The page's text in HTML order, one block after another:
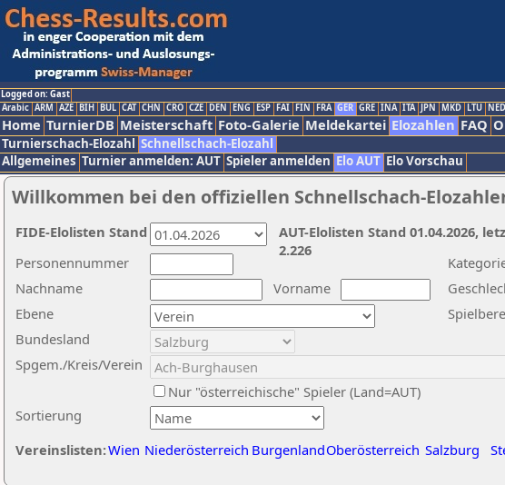
Logged on: Gast
Arabic ARM AZE BIH BUL CAT CHN CRO CZE DEN ENG ESP FAI FIN FRA GER GRE INA ITA JPN MKD LTU NED
Home TurnierDB Meisterschaft Foto-Galerie Meldekartei Elozahlen FAQ
Turnierschach-Elozahl Schnellschach-Elozahl
Allgemeines Turnier anmelden: AUT Spieler anmelden Elo AUT Elo Vorschau
Willkommen bei den offiziellen Schnellschach-
Nachname
Vorname
Ebene
Sortierung
Personennummer
Bundesland
Spgem./Kreis/Verein
Nur "österreichische" Spieler (Land=AUT)
Vereinslisten:Wien Niederösterreich BurgenlandOberösterreich Salzburg
AUT-Elolisten Stand 01.04.2026,
2.226
FIDE-Elolisten Stand